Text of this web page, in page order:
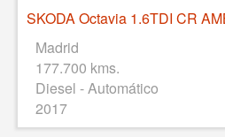
Madrid
177.700 kms.
Diesel - Automático
2017